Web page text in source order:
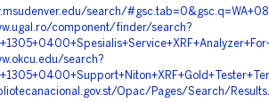
search/
component/finder/search?
search?
Opac/Pages/Search/